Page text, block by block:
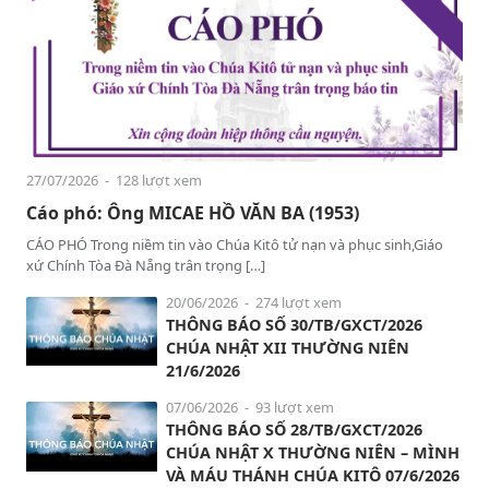
27/07/2026 - 128 lượt xem
Cáo phó: Ông MICAE HỒ VĂN BA (1953)
CÁO PHÓ Trong niềm tin vào Chúa Kitô tử nạn và phục sinh,Giáo
xứ Chính Tòa Đà Nẵng trân trọng […]
20/06/2026 - 274 lượt xem
THÔNG BÁO SỐ 30/TB/GXCT/2026
CHÚA NHẬT XII THƯỜNG NIÊN
21/6/2026
07/06/2026 - 93 lượt xem
THÔNG BÁO SỐ 28/TB/GXCT/2026
CHÚA NHẬT X THƯỜNG NIÊN – MÌNH
VÀ MÁU THÁNH CHÚA KITÔ 07/6/2026